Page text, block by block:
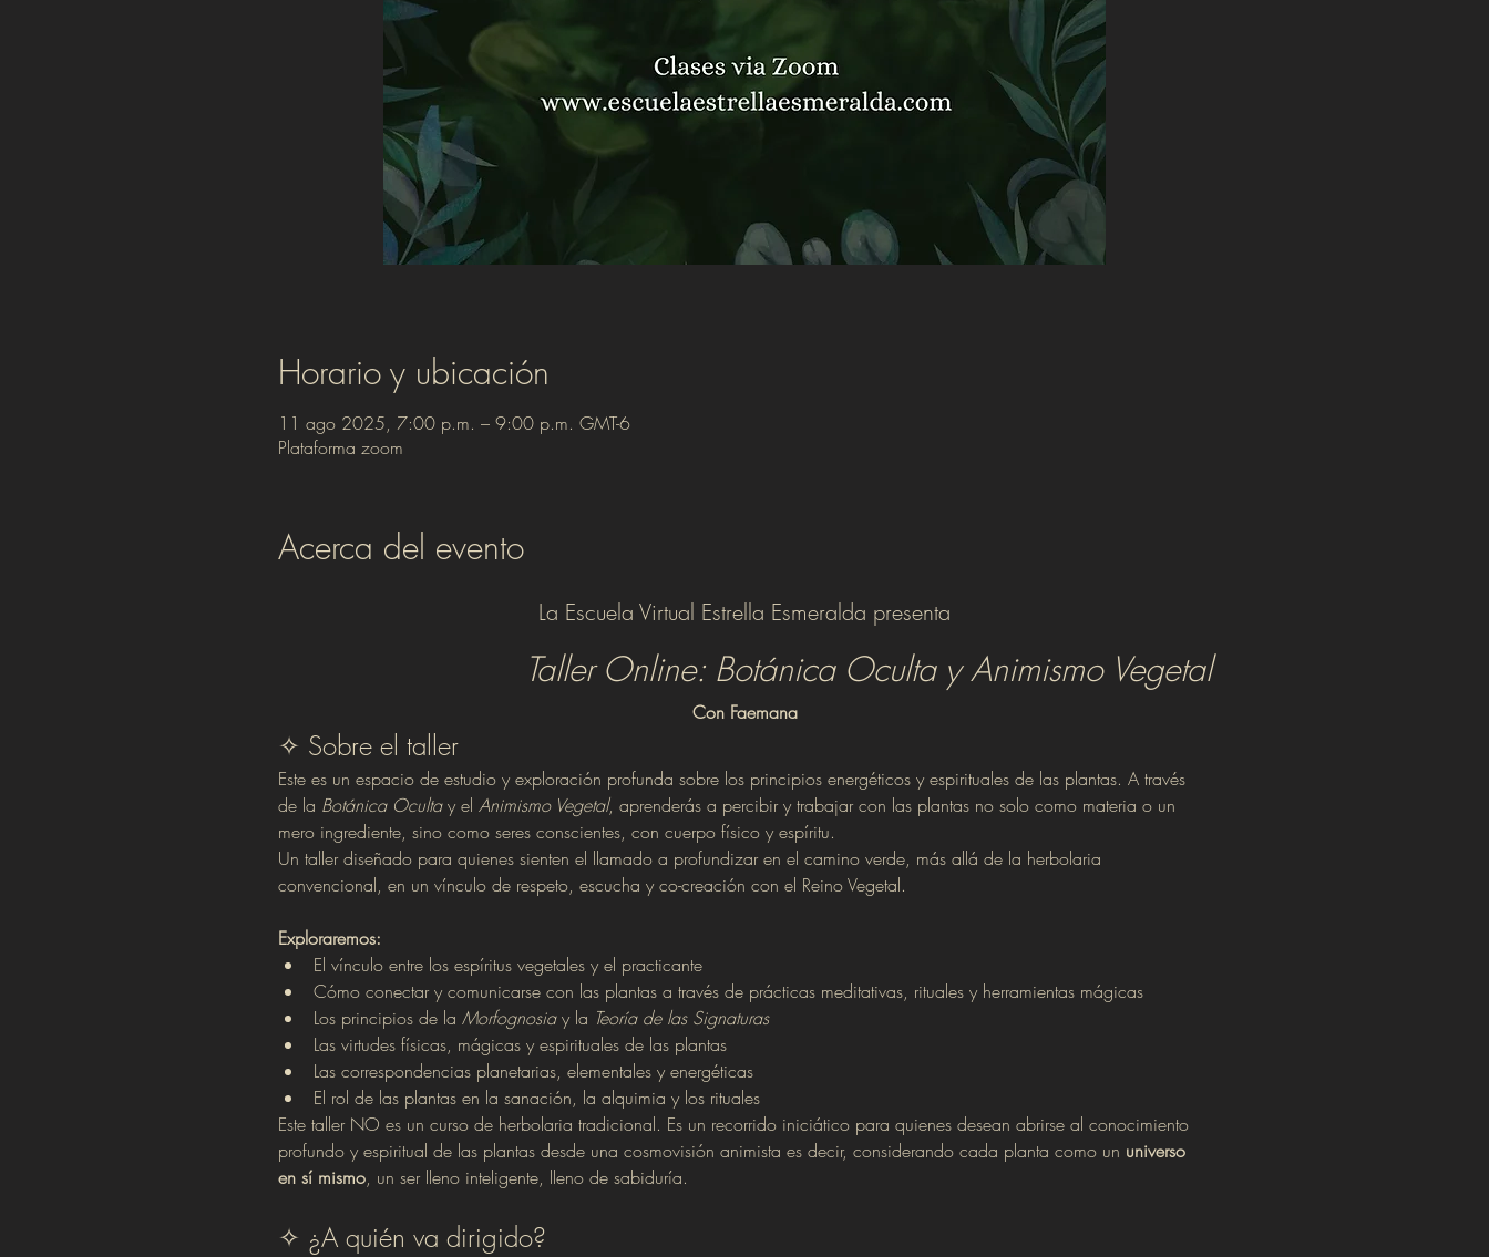
Horario y ubicación
11 ago 2025, 7:00 p.m. – 9:00 p.m. GMT-6
Plataforma zoom
Acerca del evento
La Escuela Virtual Estrella Esmeralda presenta
Taller Online: Botánica Oculta y Animismo Vegetal
Con Faemana
✧ Sobre el taller
Este es un espacio de estudio y exploración profunda sobre los principios energéticos y espirituales de las plantas. A través
de la Botánica Oculta y el Animismo Vegetal, aprenderás a percibir y trabajar con las plantas no solo como materia o un
mero ingrediente, sino como seres conscientes, con cuerpo físico y espíritu.
Un taller diseñado para quienes sienten el llamado a profundizar en el camino verde, más allá de la herbolaria
convencional, en un vínculo de respeto, escucha y co-creación con el Reino Vegetal.
Exploraremos:
El vínculo entre los espíritus vegetales y el practicante
Cómo conectar y comunicarse con las plantas a través de prácticas meditativas, rituales y herramientas mágicas
Los principios de la Morfognosia y la Teoría de las Signaturas
Las virtudes físicas, mágicas y espirituales de las plantas
Las correspondencias planetarias, elementales y energéticas
El rol de las plantas en la sanación, la alquimia y los rituales
Este taller NO es un curso de herbolaria tradicional. Es un recorrido iniciático para quienes desean abrirse al conocimiento
profundo y espiritual de las plantas desde una cosmovisión animista es decir, considerando cada planta como un universo
en sí mismo, un ser lleno inteligente, lleno de sabiduría.
✧ ¿A quién va dirigido?